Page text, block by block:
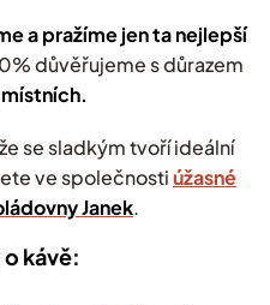
i
s
u
a pražíme jen ta nejlepší
důvěřujeme s důrazem
se sladkým tvoří ideální
ve společnostiúžasné
Janek.
kávě: